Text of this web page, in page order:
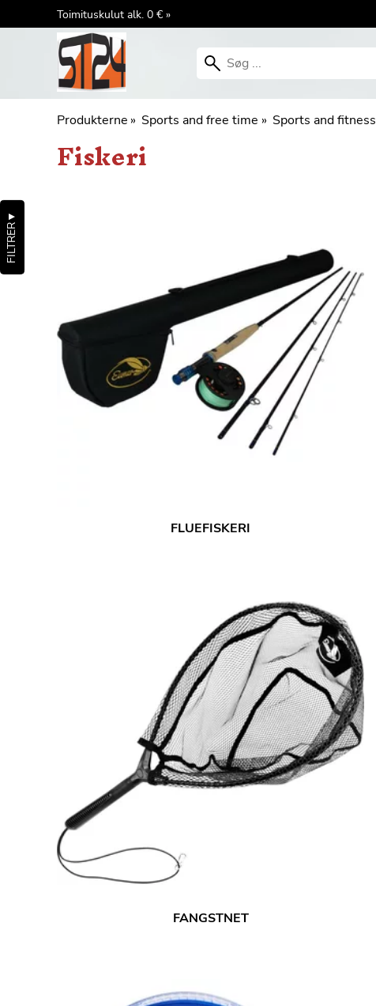
Toimituskulut alk. 0 € »
Produkterne ‪» Sports and free time ‪» Sports and fitness
Fiskeri
FILTRER
▼
FLUEFISKERI
FANGSTNET